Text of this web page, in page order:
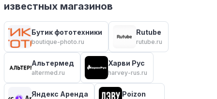
известных магазинов
Бутик фототехники
boutique-photo.ru
Rutube
rutube.ru
Альтермед
altermed.ru
Харви Рус
harvey-rus.ru
Яндекс Аренда Poizon